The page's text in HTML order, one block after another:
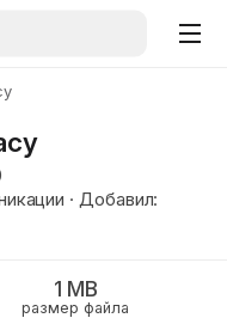
· Добавил:
1 MB
размер файла